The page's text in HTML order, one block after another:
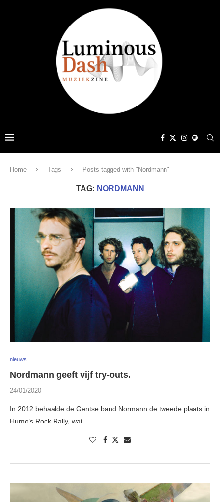
Home Tags Posts tagged with "Nordmann"
TAG: NORDMANN
nieuws
Nordmann geeft vijf try-outs.
24/01/2020
In 2012 behaalde de Gentse band Normann de tweede plaats in
Humo’s Rock Rally, wat …